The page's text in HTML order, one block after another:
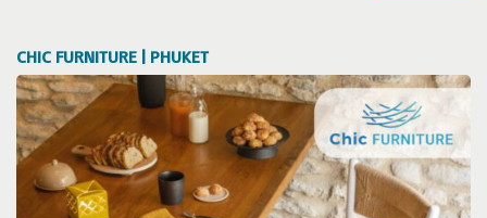
CHIC FURNITURE | PHUKET